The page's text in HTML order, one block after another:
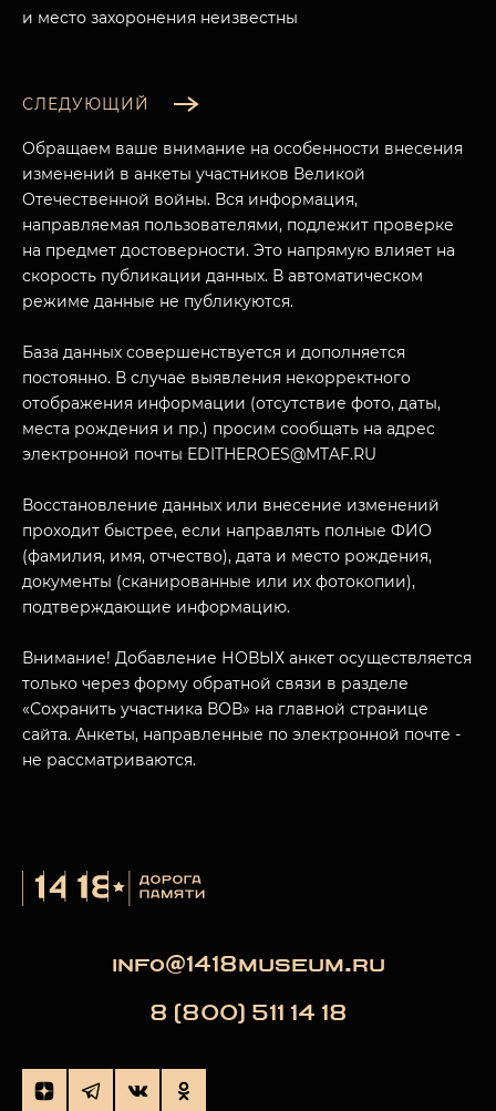
МУЗЕЙНЫЙ КОМПЛЕКС
О НАС
НАЗАД
и место захоронения неизвестны
СЛЕДУЮЩИЙ
Обращаем ваше внимание на особенности внесения
изменений в анкеты участников Великой
Отечественной войны. Вся информация,
направляемая пользователями, подлежит проверке
на предмет достоверности. Это напрямую влияет на
скорость публикации данных. В автоматическом
режиме данные не публикуются.
База данных совершенствуется и дополняется
постоянно. В случае выявления некорректного
отображения информации (отсутствие фото, даты,
места рождения и пр.) просим сообщать на адрес
электронной почты EDITHEROES@MTAF.RU
Восстановление данных или внесение изменений
проходит быстрее, если направлять полные ФИО
(фамилия, имя, отчество), дата и место рождения,
документы (сканированные или их фотокопии),
подтверждающие информацию.
Внимание! Добавление НОВЫХ анкет осуществляется
только через форму обратной связи в разделе
«Сохранить участника ВОВ» на главной странице
сайта. Анкеты, направленные по электронной почте -
не рассматриваются.
info@1418museum.ru
8 (800) 511 14 18